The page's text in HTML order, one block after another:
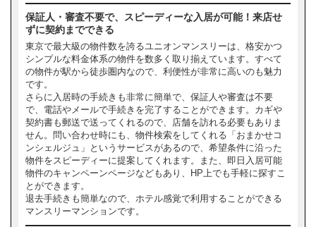
保証人・審査不要で、スピーディーな入居が可能！来店せ
ずに契約までできる
東京で最大級の物件数を誇るユニオンマンスリーは、格安かつ
シンプルな料金体系の物件を数多く取り揃えています。すべて
の物件が駅から徒歩圏内なので、利便性が非常に高いのも魅力
です。
さらに入居時の手続きも非常に簡単で、保証人や審査は不要
で、電話やメールで手続きを完了することができます。カギや
契約書も郵送で送ってくれるので、店舗を訪れる必要もありま
せん。問い合わせ時にも、物件検索をしてくれる「おまかせコ
ンシェルジュ」というサービスがあるので、希望条件に沿った
物件をスピーディーに提案してくれます。また、即日入居可能
物件のキャンペーンページなどもあり、HP上でも手軽に探すこ
とができます。
退去手続きも簡単なので、ホテル感覚で利用することができる
マンスリーマンションです。